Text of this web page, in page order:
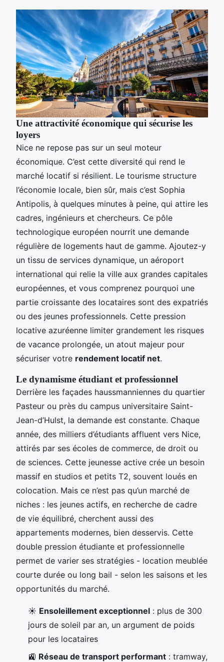
Une attractivité économique qui sécurise les
loyers
Nice ne repose pas sur un seul moteur
économique. C’est cette diversité qui rend le
marché locatif si résilient. Le tourisme structure
l’économie locale, bien sûr, mais c’est Sophia
Antipolis, à quelques minutes à peine, qui attire les
cadres, ingénieurs et chercheurs. Ce pôle
technologique européen nourrit une demande
régulière de logements haut de gamme. Ajoutez-y
un tissu de services dynamique, un aéroport
international qui relie la ville aux grandes capitales
européennes, et vous comprenez pourquoi une
partie croissante des locataires sont des expatriés
ou des jeunes professionnels. Cette pression
locative azuréenne limiter grandement les risques
de vacance prolongée, un atout majeur pour
sécuriser votre rendement locatif net.
Le dynamisme étudiant et professionnel
Derrière les façades haussmanniennes du quartier
Pasteur ou près du campus universitaire Saint-
Jean-d’Hulst, la demande est constante. Chaque
année, des milliers d’étudiants affluent vers Nice,
attirés par ses écoles de commerce, de droit ou
de sciences. Cette jeunesse active crée un besoin
massif en studios et petits T2, souvent loués en
colocation. Mais ce n’est pas qu’un marché de
niches : les jeunes actifs, en recherche de cadre
de vie équilibré, cherchent aussi des
appartements modernes, bien desservis. Cette
double pression étudiante et professionnelle
permet de varier ses stratégies - location meublée
courte durée ou long bail - selon les saisons et les
opportunités du marché.
☀️ Ensoleillement exceptionnel : plus de 300
jours de soleil par an, un argument de poids
pour les locataires
🚉 Réseau de transport performant : tramway,